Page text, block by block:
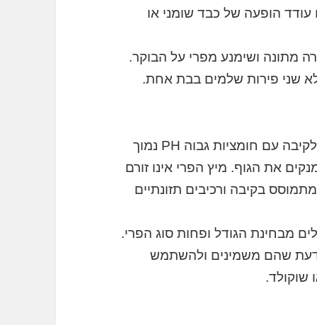
עודד הופעה של כבד שומני או
מתונה ושימנע מפרי על הבוקר.
שני פירות שלמים בבת אחת.
אין מושג כזה תסיסה של פירות. האוכל נכנס לקיבה עם חומציות גבוה PH נמוך
את הגוף. מיץ הפרי אינו זורם
בקיבה ורכיבים תזונתיים
מבחינת הגודל ופחות סוג הפרי.
שהם משמינים ולהשתמש
שוקולד.